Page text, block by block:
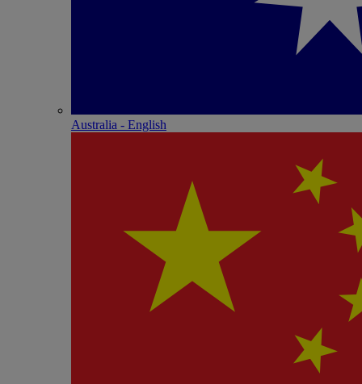
Australia - English